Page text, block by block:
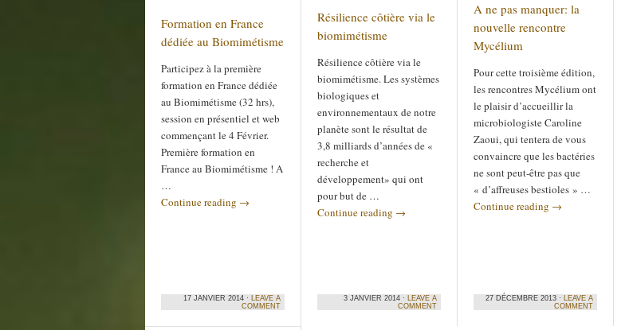
Formation en France
dédiée au Biomimétisme
Participez à la première
formation en France dédiée
au Biomimétisme (32 hrs),
session en présentiel et web
commençant le 4 Février.
Première formation en
France au Biomimétisme ! A
…
Continue reading →
17 JANVIER 2014 · LEAVE A
COMMENT
Résilience côtière via le
biomimétisme
Résilience côtière via le
biomimétisme. Les systèmes
biologiques et
environnementaux de notre
planète sont le résultat de
3,8 milliards d’années de «
recherche et
développement» qui ont
pour but de …
Continue reading →
3 JANVIER 2014 · LEAVE A
COMMENT
A ne pas manquer: la
nouvelle rencontre
Mycélium
Pour cette troisième édition,
les rencontres Mycélium ont
le plaisir d’accueillir la
microbiologiste Caroline
Zaoui, qui tentera de vous
convaincre que les bactéries
ne sont peut-être pas que
« d’affreuses bestioles » …
Continue reading →
27 DÉCEMBRE 2013 · LEAVE A
COMMENT